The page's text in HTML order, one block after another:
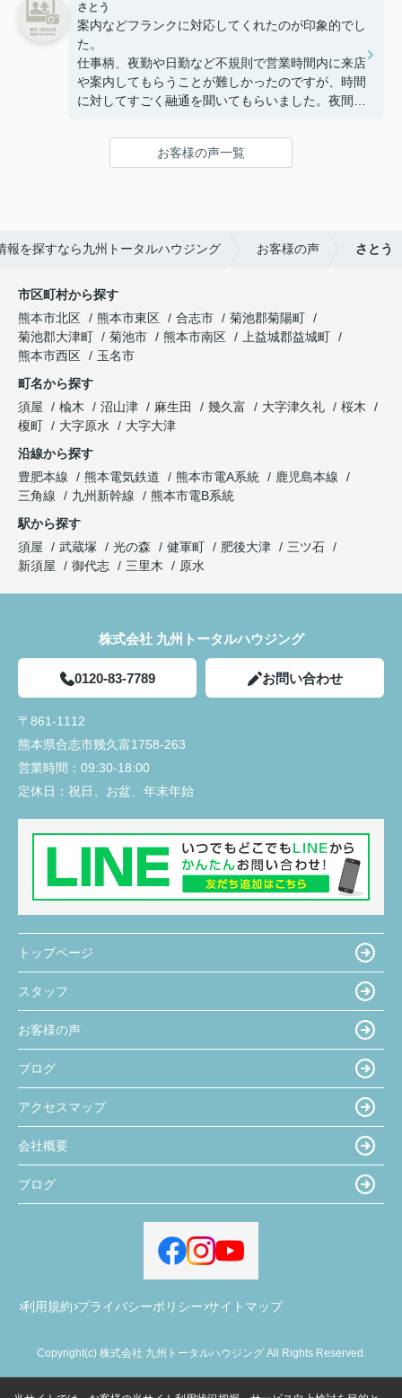
ｗ）
さとう
案内などフランクに対応してくれたのが印象的でし
た。
仕事柄、夜勤や日勤など不規則で営業時間内に来店
や案内してもらうことが難しかったのですが、時間
に対してすごく融通を聞いてもらいました。夜間の
ることが出来ました。本当にありがとうございまし
お客様の声一覧
報を探すなら九州トータルハウジング お客様の声 さとう
市区町村から探す
熊本市北区
熊本市東区 合志市
菊池郡菊陽町
菊池郡大津町
菊池市 熊本市南区
上益城郡益城町
熊本市西区
玉名市
町名から探す
須屋
楡木 沼山津 麻生田 幾久富 大字津久礼
桜木
榎町
大字原水
大字大津
沿線から探す
豊肥本線
熊本電気鉄道 熊本市電A系統
鹿児島本線
三角線
九州新幹線
熊本市電B系統
駅から探す
須屋
武蔵塚 光の森 健軍町 肥後大津
三ツ石
新須屋
御代志 三里木 原水
株式会社 九州トータルハウジング
0120-83-7789 お問い合わせ
〒861-1112
熊本県合志市幾久富1758-263
営業時間： 09:30-18:00
定休日： 祝日、お盆、年末年始
トップページ
スタッフ
お客様の声
ブログ
アクセスマップ
会社概要
ブログ
利用規約 プライバシーポリシー サイトマップ
Copyright(c) 株式会社 九州トータルハウジング All Rights Reserved.